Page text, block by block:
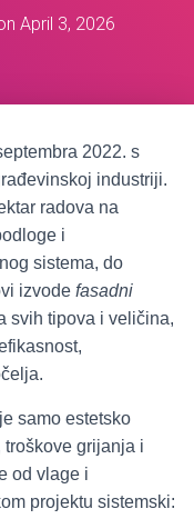
April 3, 2026
2022. s
industriji.
radova na
i
sistema, do
izvode fasadni
svih tipova i veličina,
samo estetsko
troškove grijanja i
od vlage i
projektu sistemski: